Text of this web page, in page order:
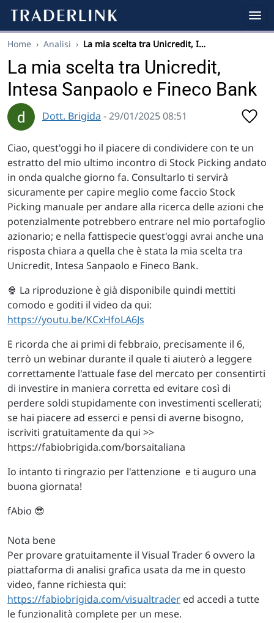
Home › Analisi › La mia scelta tra Unicredit, I…
La mia scelta tra Unicredit,
Intesa Sanpaolo e Fineco Bank
Dott. Brigida - 29/01/2025 08:51
Ciao, quest'oggi ho il piacere di condividere con te un
estratto del mio ultimo incontro di Stock Picking andato
in onda qualche giorno fa. Consultarlo ti servirà
sicuramente per capire meglio come faccio Stock
Picking manuale per andare alla ricerca delle azioni che
potenzialmente potrebbero entrare nel mio portafoglio
azionario; e nella fattispecie quest'oggi avrai anche una
risposta chiara a quella che è stata la mia scelta tra
Unicredit, Intesa Sanpaolo e Fineco Bank.
🍿 La riproduzione è già disponibile quindi mettiti
comodo e goditi il video da qui:
https://youtu.be/KCxHfoLA6Js
E ricorda che ai primi di febbraio, precisamente il 6,
terrò un webinar durante il quale ti aiuterò a leggere
correttamente l'attuale fase del mercato per consentirti
di investire in maniera corretta ed evitare così di
perdere soldi stupidamente con investimenti scellerati;
se hai piacere ad esserci e pensi di averne bisogno,
iscriviti gratuitamente da qui >>
https://fabiobrigida.com/borsaitaliana
Io intanto ti ringrazio per l'attenzione e ti auguro una
buona giornata!
fAbio 😎
Nota bene
Per provare gratuitamente il Visual Trader 6 ovvero la
piattaforma di analisi grafica usata da me in questo
video, fanne richiesta qui:
https://fabiobrigida.com/visualtrader ed accedi a tutte
le funzionalità complete per un mese.